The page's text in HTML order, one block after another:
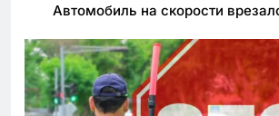
Автомобиль на скорости